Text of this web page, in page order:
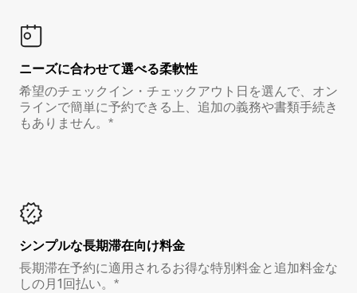
ニーズに合わせて選べる柔軟性
希望のチェックイン・チェックアウト日を選んで、オン
ラインで簡単に予約できる上、追加の義務や書類手続き
もありません。*
シンプルな長期滞在向け料金
長期滞在予約に適用されるお得な特別料金と追加料金な
しの月1回払い。*